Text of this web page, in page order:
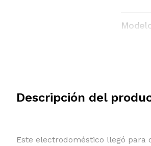
Descripción del
Este electrodoméstico llegó